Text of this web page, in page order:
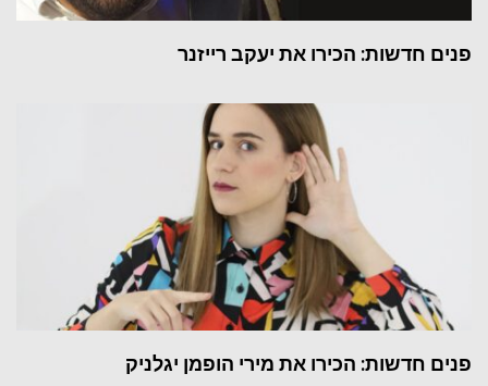
פנים חדשות: הכירו את יעקב רייזנר
פנים חדשות: הכירו את מירי הופמן יגלניק